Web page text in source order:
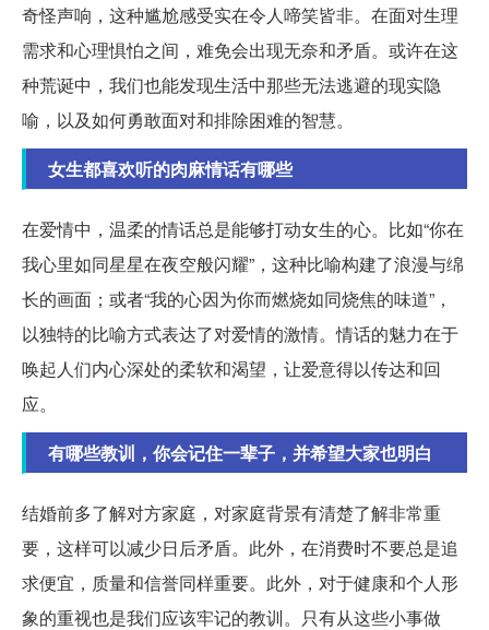
奇怪声响，这种尴尬感受实在令人啼笑皆非。在面对生理
需求和心理惧怕之间，难免会出现无奈和矛盾。或许在这
种荒诞中，我们也能发现生活中那些无法逃避的现实隐
喻，以及如何勇敢面对和排除困难的智慧。
女生都喜欢听的肉麻情话有哪些
在爱情中，温柔的情话总是能够打动女生的心。比如“你在
我心里如同星星在夜空般闪耀”，这种比喻构建了浪漫与绵
长的画面；或者“我的心因为你而燃烧如同烧焦的味道”，
以独特的比喻方式表达了对爱情的激情。情话的魅力在于
唤起人们内心深处的柔软和渴望，让爱意得以传达和回
应。
有哪些教训，你会记住一辈子，并希望大家也明白
结婚前多了解对方家庭，对家庭背景有清楚了解非常重
要，这样可以减少日后矛盾。此外，在消费时不要总是追
求便宜，质量和信誉同样重要。此外，对于健康和个人形
象的重视也是我们应该牢记的教训。只有从这些小事做